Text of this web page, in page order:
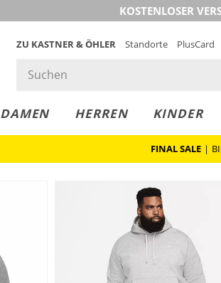
KOSTENLOSER
ZU KASTNER & ÖHLER Standorte PlusCard
DAMEN HERREN KINDER
RESERVE
FINAL SALE |